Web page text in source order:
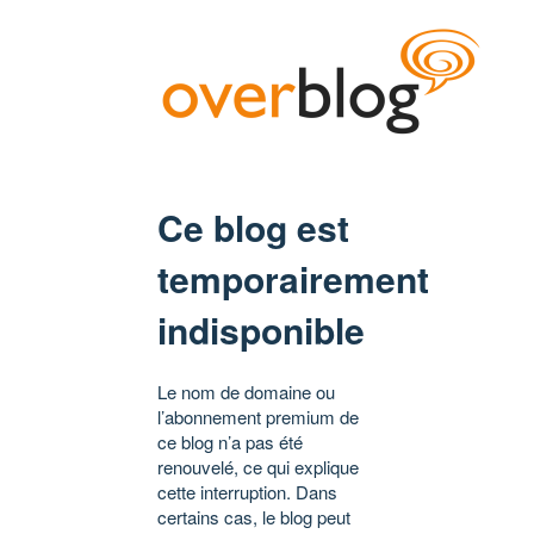
Ce blog est
temporairement
indisponible
Le nom de domaine ou
l’abonnement premium de
ce blog n’a pas été
renouvelé, ce qui explique
cette interruption. Dans
certains cas, le blog peut